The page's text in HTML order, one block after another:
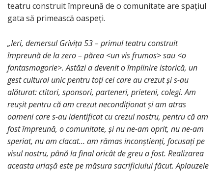
teatru construit împreună de o comunitate are spațiul
gata să primească oaspeți.
„Ieri, demersul Grivița 53 – primul teatru construit
împreună de la zero – părea <un vis frumos> sau <o
fantasmagorie>. Astăzi a devenit o împlinire istorică, un
gest cultural unic pentru toți cei care au crezut și s-au
alăturat: ctitori, sponsori, parteneri, prieteni, colegi. Am
reușit pentru că am crezut necondiționat și am atras
oameni care s-au identificat cu crezul nostru, pentru că am
fost împreună, o comunitate, și nu ne-am oprit, nu ne-am
speriat, nu am clacat… am rămas inconștienți, focusați pe
visul nostru, până la final oricât de greu a fost. Realizarea
aceasta uriașă este pe măsura sacrificiului făcut. Aplauzele